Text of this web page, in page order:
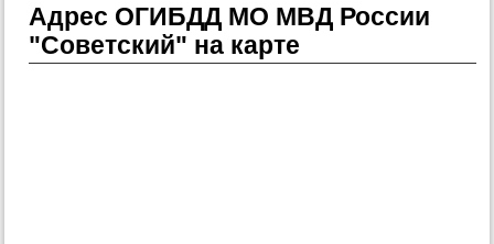
Адрес ОГИБДД МО МВД России
"Советский" на карте